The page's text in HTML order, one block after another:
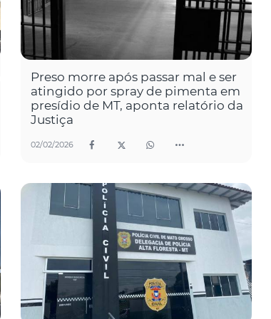
Preso morre após passar mal e ser
atingido por spray de pimenta em
presídio de MT, aponta relatório da
Justiça
02/02/2026